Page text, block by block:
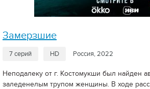
Замерзшие
7 серий HD Россия, 2022
Неподалеку от г. Костомукши был найден
заледенелым трупом женщины. В ходе